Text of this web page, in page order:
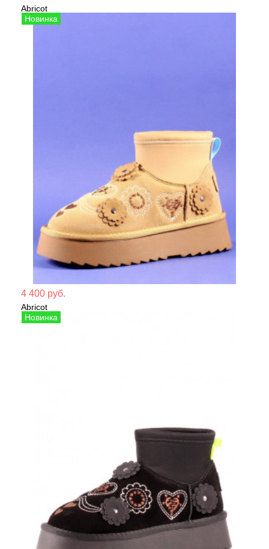
Abricot
Угги
4 400 руб.
Abricot
Угги